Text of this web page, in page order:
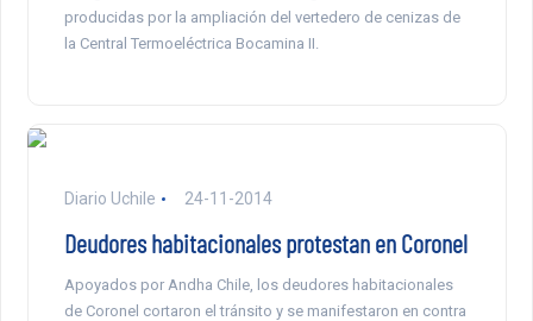
producidas por la ampliación del vertedero de cenizas de
la Central Termoeléctrica Bocamina II.
Diario Uchile 24-11-2014
Deudores habitacionales protestan en Coronel
Apoyados por Andha Chile, los deudores habitacionales
de Coronel cortaron el tránsito y se manifestaron en contra